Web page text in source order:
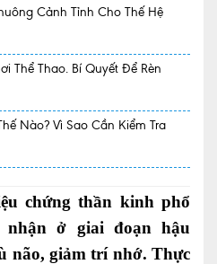
trình khám bệnh tại Dr. Binh
TỨC
tế
Cảnh Tỉnh Cho Thế Hệ
Thể Thao. Bí Quyết Để Rèn
Nào? Vì Sao Cần Kiểm Tra
chứng thần kinh phổ
nhận ở giai đoạn hậu
não, giảm trí nhớ. Thực